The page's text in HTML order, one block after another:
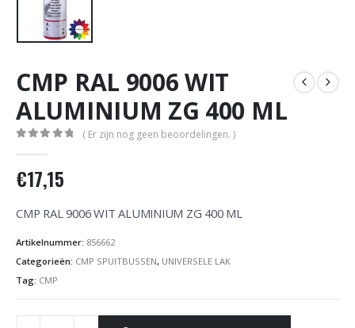
CMP RAL 9006 WIT
ALUMINIUM ZG 400 ML
( Er zijn nog geen beoordelingen. )
€17,15
CMP RAL 9006 WIT ALUMINIUM ZG 400 ML
Artikelnummer: 856662
Categorieën: CMP SPUITBUSSEN, UNIVERSELE LAK
Tag: CMP